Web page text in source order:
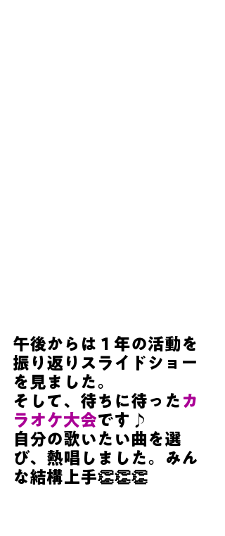
午後からは１年の活動を
振り返りスライドショー
を見ました。
そして、待ちに待った カ
ラオケ大会です♪
自分の歌いたい曲を選
び、熱唱しました。みん
な結構上手👏👏👏